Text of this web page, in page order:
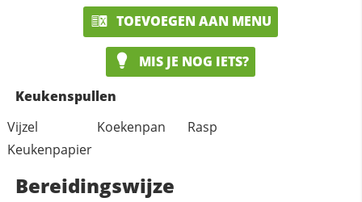
TOEVOEGEN AAN MENU
MIS JE NOG IETS?
Keukenspullen
Vijzel
Koekenpan
Rasp
Keukenpapier
Bereidingswijze